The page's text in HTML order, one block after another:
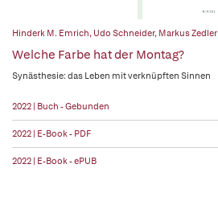
Hinderk M. Emrich, Udo Schneider, Markus Zedler
Welche Farbe hat der Montag?
Synästhesie: das Leben mit verknüpften Sinnen
2022 | Buch - Gebunden
2022 | E-Book - PDF
2022 | E-Book - ePUB